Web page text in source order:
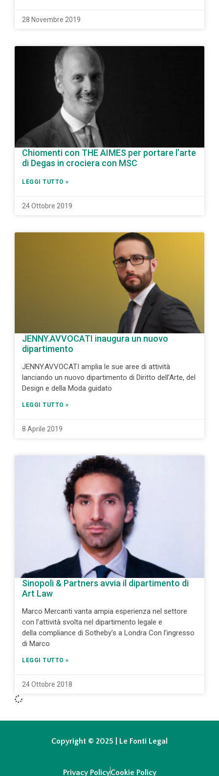
28 Novembre 2019
Chiomenti con THE AIMES per portare l’arte
di Degas in crociera con MSC
LEGGI TUTTO »
24 Ottobre 2019
JENNY.AVVOCATI inaugura un nuovo
dipartimento
JENNY.AVVOCATI amplia le sue aree di attività
lanciando un nuovo dipartimento di Diritto dell’Arte, del
Design e della Moda guidato
LEGGI TUTTO »
8 Aprile 2019
Sinopoli & Partners avvia il dipartimento di
Art Law
Marco Mercanti vanta ampia esperienza nel settore
con l’attività svolta nel dipartimento legale e
della compliance di Sotheby’s a Londra Con l’ingresso
di Marco
LEGGI TUTTO »
24 Ottobre 2018
Copyright © 2025 | Le Fonti Legal
Privacy PolicyCookie Policy